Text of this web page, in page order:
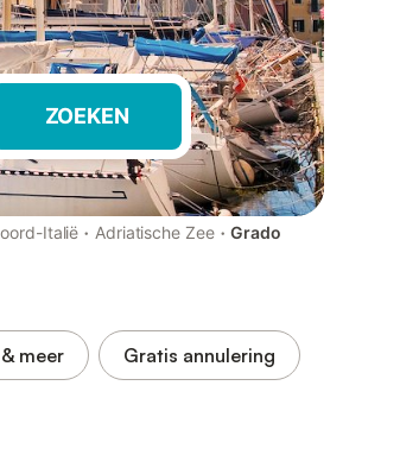
ZOEKEN
Italië · Adriatische Zee · Grado
& meer Gratis annulering